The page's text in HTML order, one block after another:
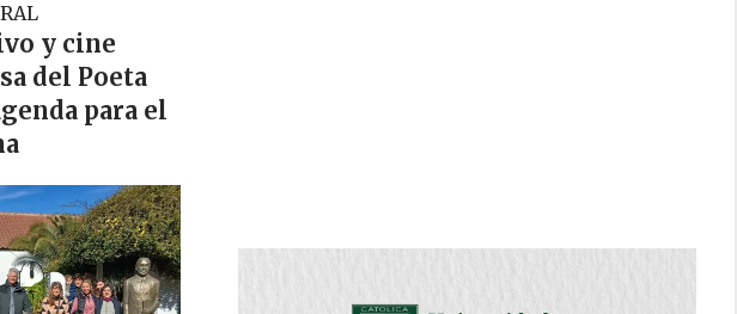
y cine
del Poeta
para el